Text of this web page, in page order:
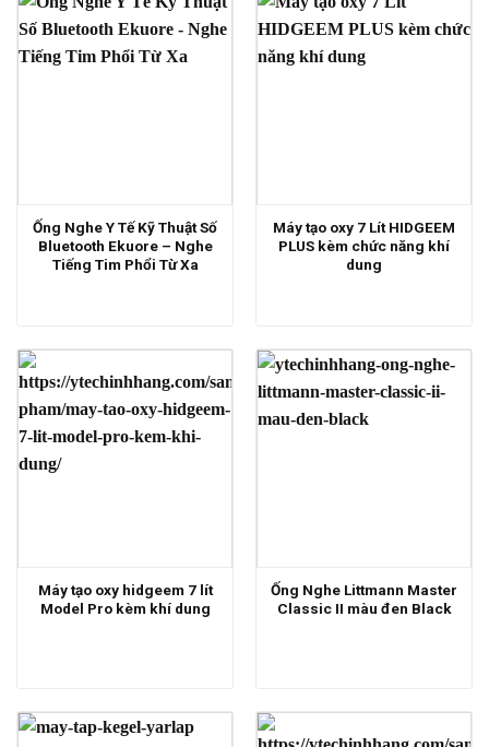
Ống Nghe Y Tế Kỹ Thuật Số
Bluetooth Ekuore – Nghe
Tiếng Tim Phổi Từ Xa
Máy tạo oxy 7 Lít HIDGEEM
PLUS kèm chức năng khí
dung
Máy tạo oxy hidgeem 7 lít
Model Pro kèm khí dung
Ống Nghe Littmann Master
Classic II màu đen Black